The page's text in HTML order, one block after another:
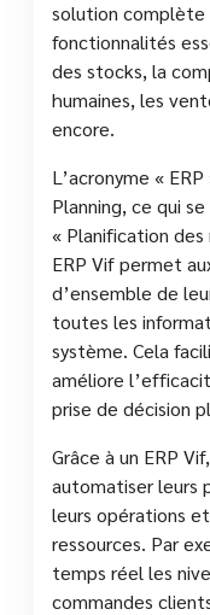
solution complète
fonctionnalités
des stocks, la
humaines, les
encore.
L’acronyme «
Planning, ce qui
« Planification des
ERP Vif permet
d’ensemble de
toutes les
système. Cela
améliore
prise de décision
Grâce à un ERP
automatiser leurs
leurs opérations
ressources. Par
temps réel les
commandes